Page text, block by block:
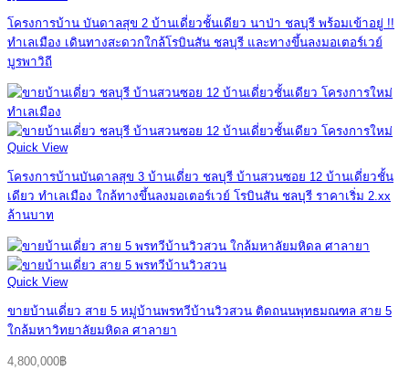
โครงการบ้าน บันดาลสุข 2 บ้านเดี่ยวชั้นเดียว นาป่า ชลบุรี พร้อมเข้าอยู่ !!
ทำเลเมือง เดินทางสะดวกใกล้โรบินสัน ชลบุรี และทางขึ้นลงมอเตอร์เวย์
บูรพาวิถี
Quick View
โครงการบ้านบันดาลสุข 3 บ้านเดี่ยว ชลบุรี บ้านสวนซอย 12 บ้านเดี่ยวชั้น
เดียว ทำเลเมือง ใกล้ทางขึ้นลงมอเตอร์เวย์ โรบินสัน ชลบุรี ราคาเริ่ม 2.xx
ล้านบาท
Quick View
ขายบ้านเดี่ยว สาย 5 หมู่บ้านพรทวีบ้านวิวสวน ติดถนนพุทธมณฑล สาย 5
ใกล้มหาวิทยาลัยมหิดล ศาลายา
4,800,000฿